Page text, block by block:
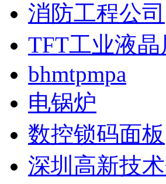
消防工程公司
TFT工业液晶
bhmtpmpa
电锅炉
数控锁码面板
深圳高新技